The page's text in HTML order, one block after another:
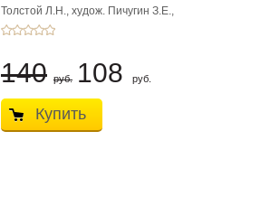
Толстой Л.Н., худож. Пичугин З.Е.,
худож. Лебедев А.И.,
140 руб. 108 руб.
Купить